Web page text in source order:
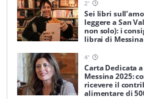
2'
Sei libri
leggere a San
non solo): i
librai di Messina
4'
Carta Dedicata a
Messina 2025:
ricevere il
alimentare di